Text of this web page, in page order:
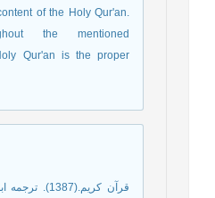
of the Holy Qur'an.
the mentioned
Qur'an is the proper
قرآن